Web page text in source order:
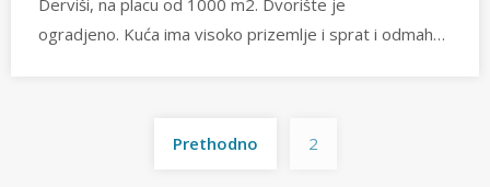
Derviši, na placu od 1000 m2. Dvorište je
ogradjeno. Kuća ima visoko prizemlje i sprat i odmah…
pagination
Prethodno 2